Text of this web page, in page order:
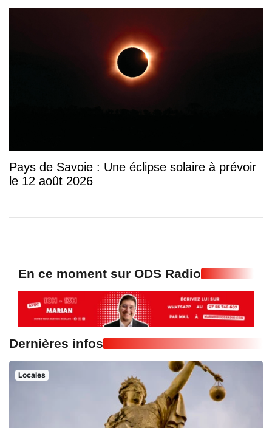
Pays de Savoie : Une éclipse solaire à prévoir
le 12 août 2026
En ce moment sur ODS Radio
Dernières infos
Locales